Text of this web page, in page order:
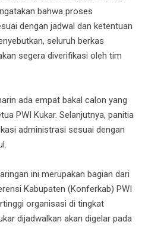
bahwa proses
dengan jadwal dan ketentuan
seluruh berkas
segera diverifikasi oleh tim
ada empat bakal calon yang
PWI Kukar. Selanjutnya, panitia
administrasi sesuai dengan
ini merupakan bagian dari
Kabupaten (Konferkab) PWI
organisasi di tingkat
dijadwalkan akan digelar pada